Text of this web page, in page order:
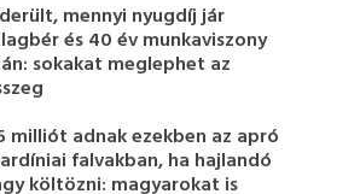
mennyi nyugdíj jár
és 40 év munkaviszony
sokakat meglephet az
milliót adnak ezekben az apró
falvakban, ha hajlandó
költözni: magyarokat is